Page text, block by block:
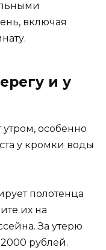
включая
и у
особенно
у кромки воды
полотенца
их на
За утерю
рублей.